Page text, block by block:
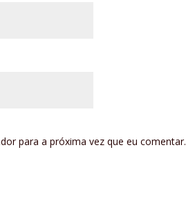
para a próxima vez que eu comentar.